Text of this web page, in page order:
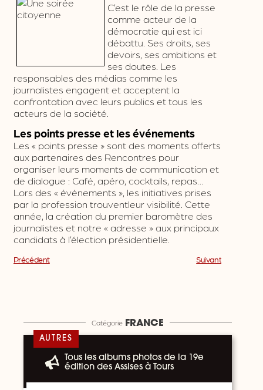
C’est le rôle de la presse
comme acteur de la
démocratie qui est ici
débattu. Ses droits, ses
devoirs, ses ambitions et
ses doutes. Les
responsables des médias comme les
journalistes engagent et acceptent la
confrontation avec leurs publics et tous les
acteurs de la société.
Les points presse et les événements
Les « points presse » sont des moments offerts
aux partenaires des Rencontres pour
organiser leurs moments de communication et
de dialogue : Café, apéro, cocktails, repas…
Lors des « événements », les initiatives prises
par la profession trouventleur visibilité. Cette
année, la création du premier baromètre des
journalistes et notre « adresse » aux principaux
candidats à l’élection présidentielle.
Précédent Suivant
Catégorie FRANCE
AUTRES
Tous les albums photos de la 19e
édition des Assises à Tours